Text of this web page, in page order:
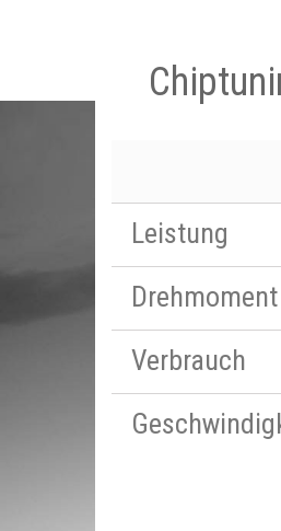
Leistung
Drehmoment
Verbrauch